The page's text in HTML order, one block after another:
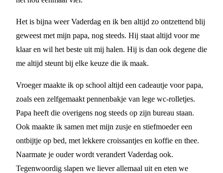
Het is bijna weer Vaderdag en ik ben altijd zo ontzettend blij
geweest met mijn papa, nog steeds. Hij staat altijd voor me
klaar en wil het beste uit mij halen. Hij is dan ook degene die
me altijd steunt bij elke keuze die ik maak.
Vroeger maakte ik op school altijd een cadeautje voor papa,
zoals een zelfgemaakt pennenbakje van lege wc-rolletjes.
Papa heeft die overigens nog steeds op zijn bureau staan.
Ook maakte ik samen met mijn zusje en stiefmoeder een
ontbijtje op bed, met lekkere croissantjes en koffie en thee.
Naarmate je ouder wordt verandert Vaderdag ook.
Tegenwoordig slapen we liever allemaal uit en eten we